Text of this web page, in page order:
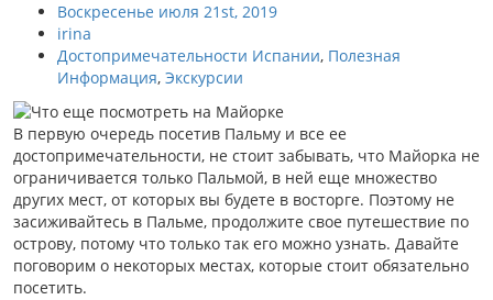
Воскресенье июля 21st, 2019
irina
Достопримечательности Испании, Полезная
Информация, Экскурсии
В первую очередь посетив Пальму и все ее
достопримечательности, не стоит забывать, что Майорка не
ограничивается только Пальмой, в ней еще множество
других мест, от которых вы будете в восторге. Поэтому не
засиживайтесь в Пальме, продолжите свое путешествие по
острову, потому что только так его можно узнать. Давайте
поговорим о некоторых местах, которые стоит обязательно
посетить.